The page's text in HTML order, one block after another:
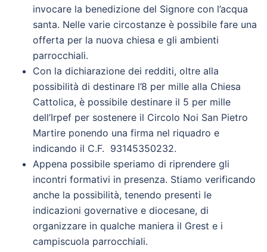
invocare la benedizione del Signore con l’acqua
santa. Nelle varie circostanze è possibile fare una
offerta per la nuova chiesa e gli ambienti
parrocchiali.
Con la dichiarazione dei redditi, oltre alla
possibilità di destinare l’8 per mille alla Chiesa
Cattolica, è possibile destinare il 5 per mille
dell’Irpef per sostenere il Circolo Noi San Pietro
Martire ponendo una firma nel riquadro e
indicando il C.F. 93145350232.
Appena possibile speriamo di riprendere gli
incontri formativi in presenza. Stiamo verificando
anche la possibilità, tenendo presenti le
indicazioni governative e diocesane, di
organizzare in qualche maniera il Grest e i
campiscuola parrocchiali.